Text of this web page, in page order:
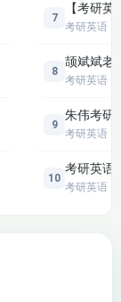
7
【考研
考研英语
8
颉斌斌老
考研英语
9
朱伟考研
考研英语
10
考研英语
考研英语